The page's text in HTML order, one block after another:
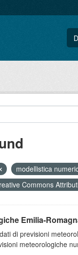
modellistica
Commons
Emilia-
di previsioni
meteorologiche